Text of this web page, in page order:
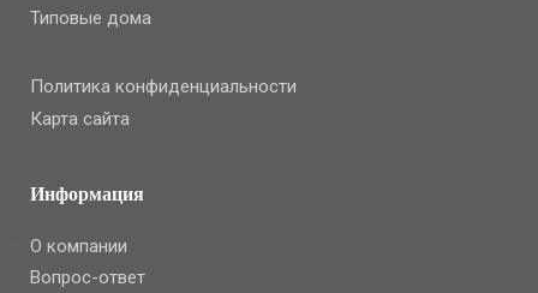
Типовые дома
Политика конфиденциальности
Карта сайта
Информация
О компании
Вопрос-ответ